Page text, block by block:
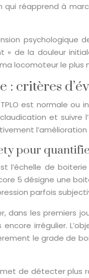
réapprend à
psychologique
» de la douleur
locomoteur le plus
critères
est normale ou
et
pour
l’échelle de
5 désigne une
parfois
dans les
irrégulier.
le grade de
de détecter plus